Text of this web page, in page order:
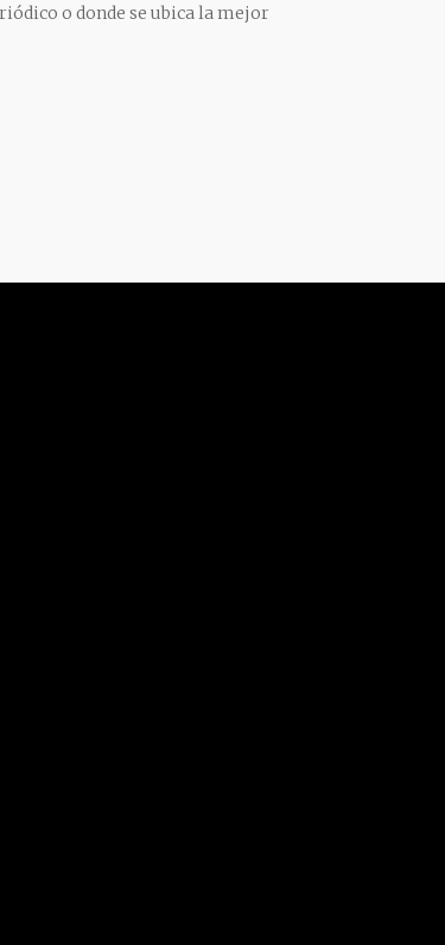
o donde se ubica la mejor